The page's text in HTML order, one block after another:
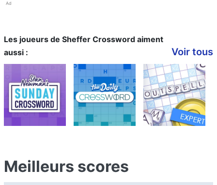
Ad
Les joueurs de Sheffer Crossword aiment
aussi :
Voir tous
Meilleurs scores